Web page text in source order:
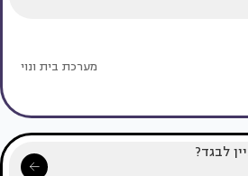
מערכת בית ונוי